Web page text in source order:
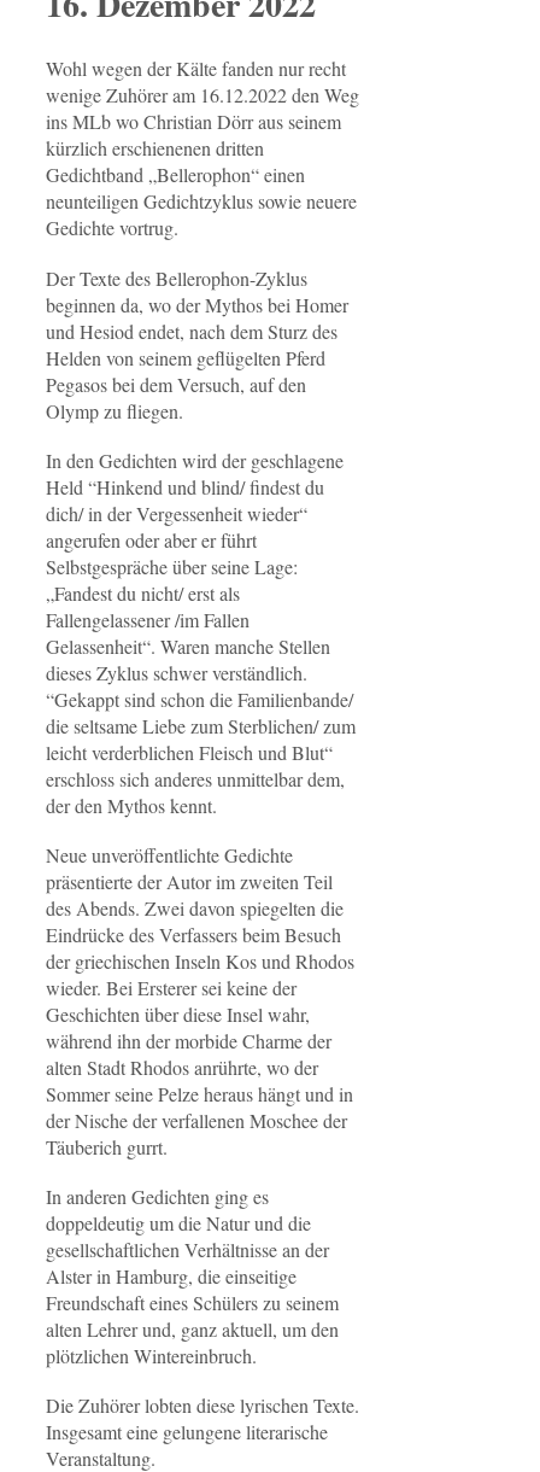
Wohl wegen der Kälte fanden nur recht
wenige Zuhörer am 16.12.2022 den Weg
ins MLb wo Christian Dörr aus seinem
kürzlich erschienenen dritten
Gedichtband „Bellerophon“ einen
neunteiligen Gedichtzyklus sowie neuere
Gedichte vortrug.
Der Texte des Bellerophon-Zyklus
beginnen da, wo der Mythos bei Homer
und Hesiod endet, nach dem Sturz des
Helden von seinem geflügelten Pferd
Pegasos bei dem Versuch, auf den
Olymp zu fliegen.
In den Gedichten wird der geschlagene
Held “Hinkend und blind/ findest du
dich/ in der Vergessenheit wieder“
angerufen oder aber er führt
Selbstgespräche über seine Lage:
„Fandest du nicht/ erst als
Fallengelassener /im Fallen
Gelassenheit“. Waren manche Stellen
dieses Zyklus schwer verständlich.
“Gekappt sind schon die Familienbande/
die seltsame Liebe zum Sterblichen/ zum
leicht verderblichen Fleisch und Blut“
erschloss sich anderes unmittelbar dem,
der den Mythos kennt.
Neue unveröffentlichte Gedichte
präsentierte der Autor im zweiten Teil
des Abends. Zwei davon spiegelten die
Eindrücke des Verfassers beim Besuch
der griechischen Inseln Kos und Rhodos
wieder. Bei Ersterer sei keine der
Geschichten über diese Insel wahr,
während ihn der morbide Charme der
alten Stadt Rhodos anrührte, wo der
Sommer seine Pelze heraus hängt und in
der Nische der verfallenen Moschee der
Täuberich gurrt.
In anderen Gedichten ging es
doppeldeutig um die Natur und die
gesellschaftlichen Verhältnisse an der
Alster in Hamburg, die einseitige
Freundschaft eines Schülers zu seinem
alten Lehrer und, ganz aktuell, um den
plötzlichen Wintereinbruch.
Die Zuhörer lobten diese lyrischen Texte.
Insgesamt eine gelungene literarische
Veranstaltung.